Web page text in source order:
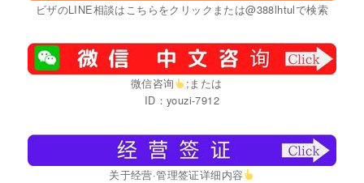
ビザのLINE相談はこちらをクリックまたは@388lhtulで検索
微信咨询
;または
ID：youzi-7912
关于经营·管理签证详细内容